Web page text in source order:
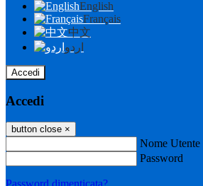
English
Français
中文
اردو
Accedi
Accedi
button close ×
Nome Utente
Password